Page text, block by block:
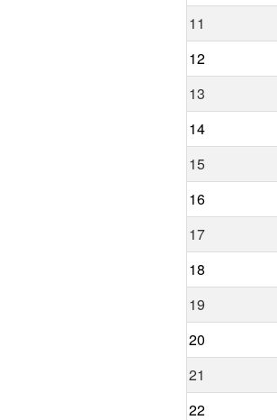
11
12
13
14
15
16
17
18
19
20
21
22